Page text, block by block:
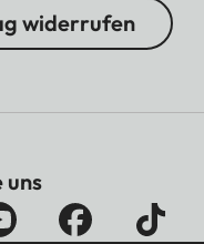
widerrufen
uns